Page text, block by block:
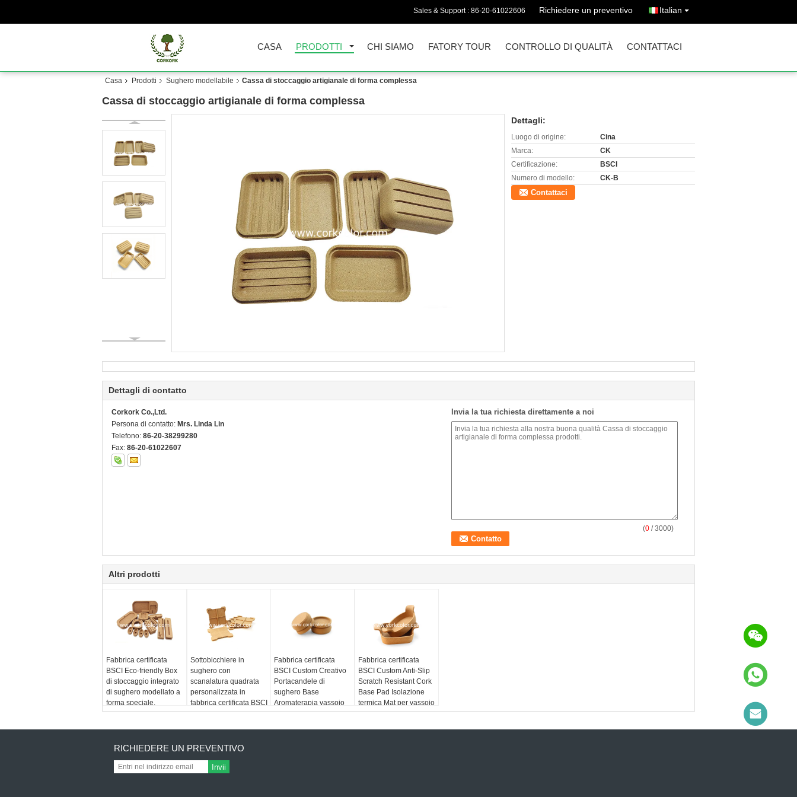
Sales & Support : 86-20-61022606 Richiedere un preventivo Italian
CASA PRODOTTI CHI SIAMO FATORY TOUR CONTROLLO DI QUALITÀ CONTATTACI
Casa Prodotti Sughero modellabile Cassa di stoccaggio artigianale di forma complessa
Cassa di stoccaggio artigianale di forma complessa
Dettagli:
Luogo di origine:
Cina
Marca:
CK
Certificazione:
BSCI
Numero di modello:
CK-B
Contattaci
Dettagli di contatto
Corkork Co.,Ltd.
Persona di contatto: Mrs. Linda Lin
Telefono: 86-20-38299280
Fax: 86-20-61022607
Invia la tua richiesta direttamente a noi
(0 / 3000)
Altri prodotti
Fabbrica certificata
BSCI Eco-friendly Box
di stoccaggio integrato
di sughero modellato a
forma speciale,
tabellone di messaggi,
Sottobicchiere in
sughero con
scanalatura quadrata
personalizzata in
fabbrica certificata BSCI
Tappetino in sughero
isolamento termico
Fabbrica certificata
BSCI Custom Creativo
Portacandele di
sughero Base
Aromaterapia vassoio
di sughero Casa
Fabbrica certificata
BSCI Custom Anti-Slip
Scratch Resistant Cork
Base Pad Isolazione
termica Mat per vassoio
in ceramica
RICHIEDERE UN PREVENTIVO
Invii